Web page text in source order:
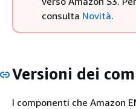
consulta Novità.
Versioni dei
I componenti che Amazon